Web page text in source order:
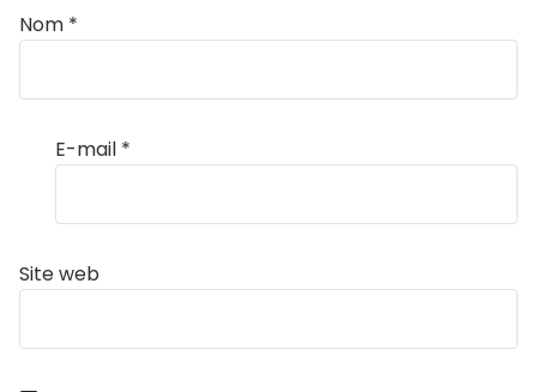
Nom *
E-mail *
Site web